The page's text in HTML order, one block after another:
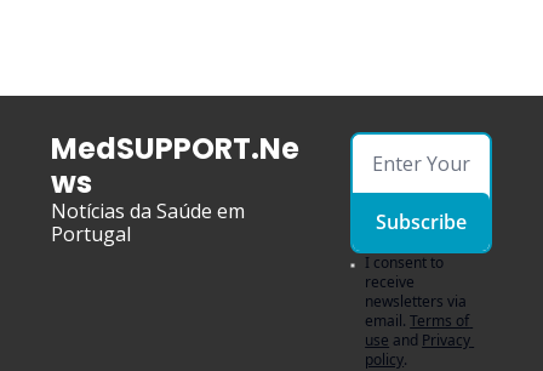
MedSUPPORT.Ne
ws
Notícias da Saúde em
Portugal
Subscribe
I consent to
receive
newsletters via
email. Terms of
use and Privacy
policy.